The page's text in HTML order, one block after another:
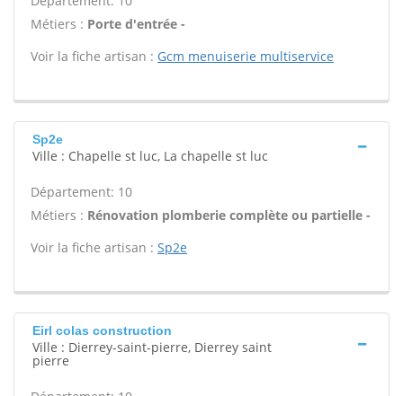
Métiers : Porte d'entrée -
Voir la fiche artisan : Gcm menuiserie multiservice
Sp2e
Ville : Chapelle st luc, La chapelle st luc
Département: 10
Métiers : Rénovation plomberie complète ou partielle -
Voir la fiche artisan : Sp2e
Eirl colas construction
Ville : Dierrey-saint-pierre, Dierrey saint
pierre